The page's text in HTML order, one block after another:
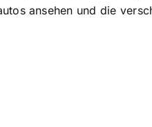
ansehen und die